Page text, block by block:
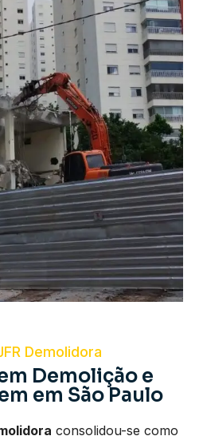
Demolidora
Demolição e
em São Paulo
consolidou-se como